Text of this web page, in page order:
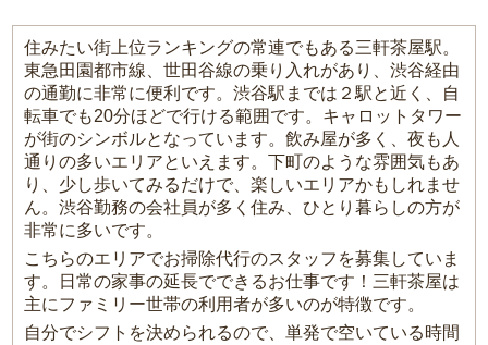
住みたい街上位ランキングの常連でもある三軒茶屋駅。
東急田園都市線、世田谷線の乗り入れがあり、渋谷経由
の通勤に非常に便利です。渋谷駅までは２駅と近く、自
転車でも20分ほどで行ける範囲です。キャロットタワー
が街のシンボルとなっています。飲み屋が多く、夜も人
通りの多いエリアといえます。下町のような雰囲気もあ
り、少し歩いてみるだけで、楽しいエリアかもしれませ
ん。渋谷勤務の会社員が多く住み、ひとり暮らしの方が
非常に多いです。
こちらのエリアでお掃除代行のスタッフを募集していま
す。日常の家事の延長でできるお仕事です！三軒茶屋は
主にファミリー世帯の利用者が多いのが特徴です。
自分でシフトを決められるので、単発で空いている時間